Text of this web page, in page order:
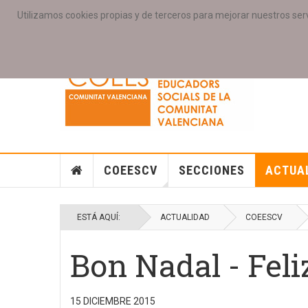
Utilizamos cookies propias y de terceros para mejorar nuestros
PORTADA ACCESO COLEGIAD@S GALERIAS
COEESCV SECCIONES
ESTÁ AQUÍ: ACTUALIDAD COEESCV
Bon Nadal -
15 DICIEMBRE 2015